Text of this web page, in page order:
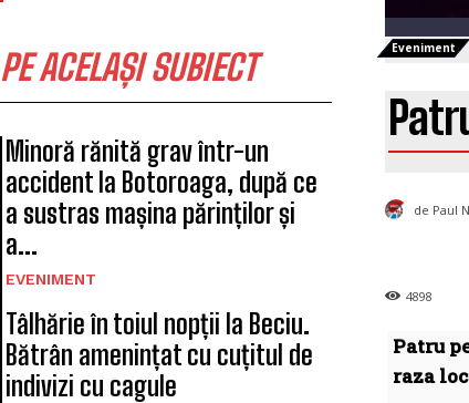
PE ACELAȘI SUBIECT
Minoră rănită grav într-un
accident la Botoroaga, după ce
a sustras mașina părinților și
a...
EVENIMENT
Tâlhărie în toiul nopții la Beciu.
Bătrân amenințat cu cuțitul de
indivizi cu cagule
Eveniment
de Paul
4898
Patru
raza